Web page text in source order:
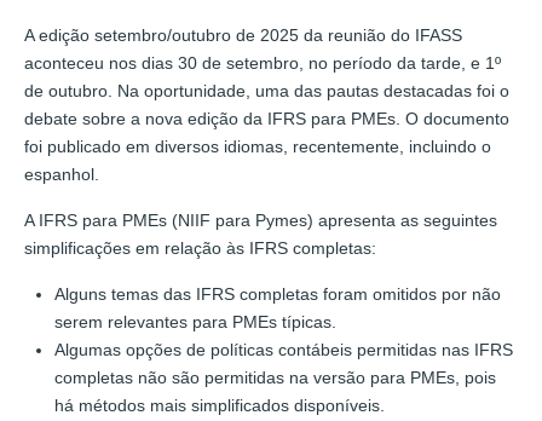
A edição setembro/outubro de 2025 da reunião do IFASS
aconteceu nos dias 30 de setembro, no período da tarde, e 1º
de outubro. Na oportunidade, uma das pautas destacadas foi o
debate sobre a nova edição da IFRS para PMEs. O documento
foi publicado em diversos idiomas, recentemente, incluindo o
espanhol.
A IFRS para PMEs (NIIF para Pymes) apresenta as seguintes
simplificações em relação às IFRS completas:
Alguns temas das IFRS completas foram omitidos por não
serem relevantes para PMEs típicas.
Algumas opções de políticas contábeis permitidas nas IFRS
completas não são permitidas na versão para PMEs, pois
há métodos mais simplificados disponíveis.